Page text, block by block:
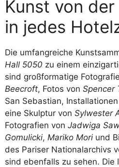
Kunst von
in jedes
Die umfangreiche
Hall 5050 zu einem
sind großformatige
Beecroft, Fotos von Spencer
San Sebastian,
eine Skulptur von Sylwester
Fotografien von Jadwiga
Gomulicki, Mariko Mori und
des Pariser Nationalarchivs
sind ebenfalls zu sehen. Die